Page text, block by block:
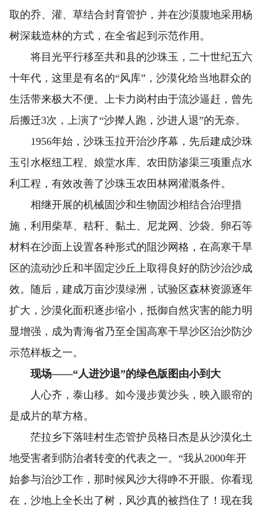
取的乔、灌、草结合封育管护，并在沙漠腹地采用杨
树深栽造林的方式，在全省起到示范作用。
将目光平行移至共和县的沙珠玉，二十世纪五六
十年代，这里是有名的“风库”，沙漠化给当地群众的
生活带来极大不便。上卡力岗村由于流沙逼赶，曾先
后搬迁3次，上演了“沙撵人跑，沙进人退”的无奈。
1956年始，沙珠玉拉开治沙序幕，先后建成沙珠
玉引水枢纽工程、娘堂水库、农田防渗渠三项重点水
利工程，有效改善了沙珠玉农田林网灌溉条件。
相继开展的机械固沙和生物固沙相结合治理措
施，利用柴草、秸秆、黏土、尼龙网、沙袋、卵石等
材料在沙面上设置各种形式的阻沙网格，在高寒干旱
区的流动沙丘和半固定沙丘上取得良好的防沙治沙成
效。随后，建成万亩沙漠绿洲，试验区森林资源逐年
扩大，沙漠化面积逐步缩小，抵御自然灾害的能力明
显增强，成为青海省乃至全国高寒干旱沙区治沙防沙
示范样板之一。
现场——“人进沙退”的绿色版图由小到大
人心齐，泰山移。如今漫步黄沙头，映入眼帘的
是成片的草方格。
茫拉乡下落哇村生态管护员格日杰是从沙漠化土
地受害者到防治者转变的代表之一。“我从2000年开
始参与治沙工作，那时候风沙大得睁不开眼。你看现
在，沙地上全长出了树，风沙真的被挡住了！现在我